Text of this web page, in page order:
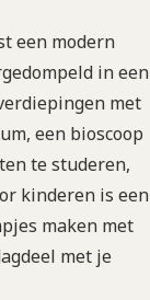
een modern
in een
met
een bioscoop
te studeren,
kinderen is een
maken met
met je